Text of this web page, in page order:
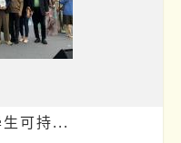
可持...